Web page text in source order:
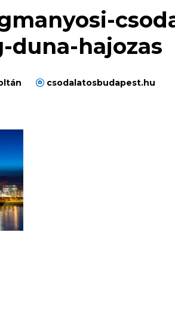
duna-hajozas
csodalatosbudapest.hu